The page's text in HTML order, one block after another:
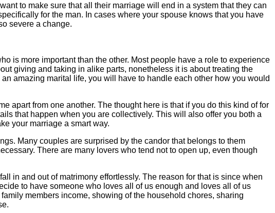
to make sure that all their marriage will end in a system that they can
for the man. In cases where your spouse knows that you have
severe a change.
is more important than the other. Most people have a role to experience
giving and taking in alike parts, nonetheless it is about treating the
amazing marital life, you will have to handle each other how you would
apart from one another. The thought here is that if you do this kind of for
that happen when you are collectively. This will also offer you both a
your marriage a smart way.
Many couples are surprised by the candor that belongs to them
There are many lovers who tend not to open up, even though
in and out of matrimony effortlessly. The reason for that is since when
to have someone who loves all of us enough and loves all of us
members income, showing of the household chores, sharing